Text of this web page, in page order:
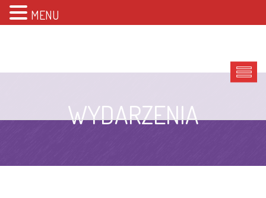
WYDARZENIA
MENU